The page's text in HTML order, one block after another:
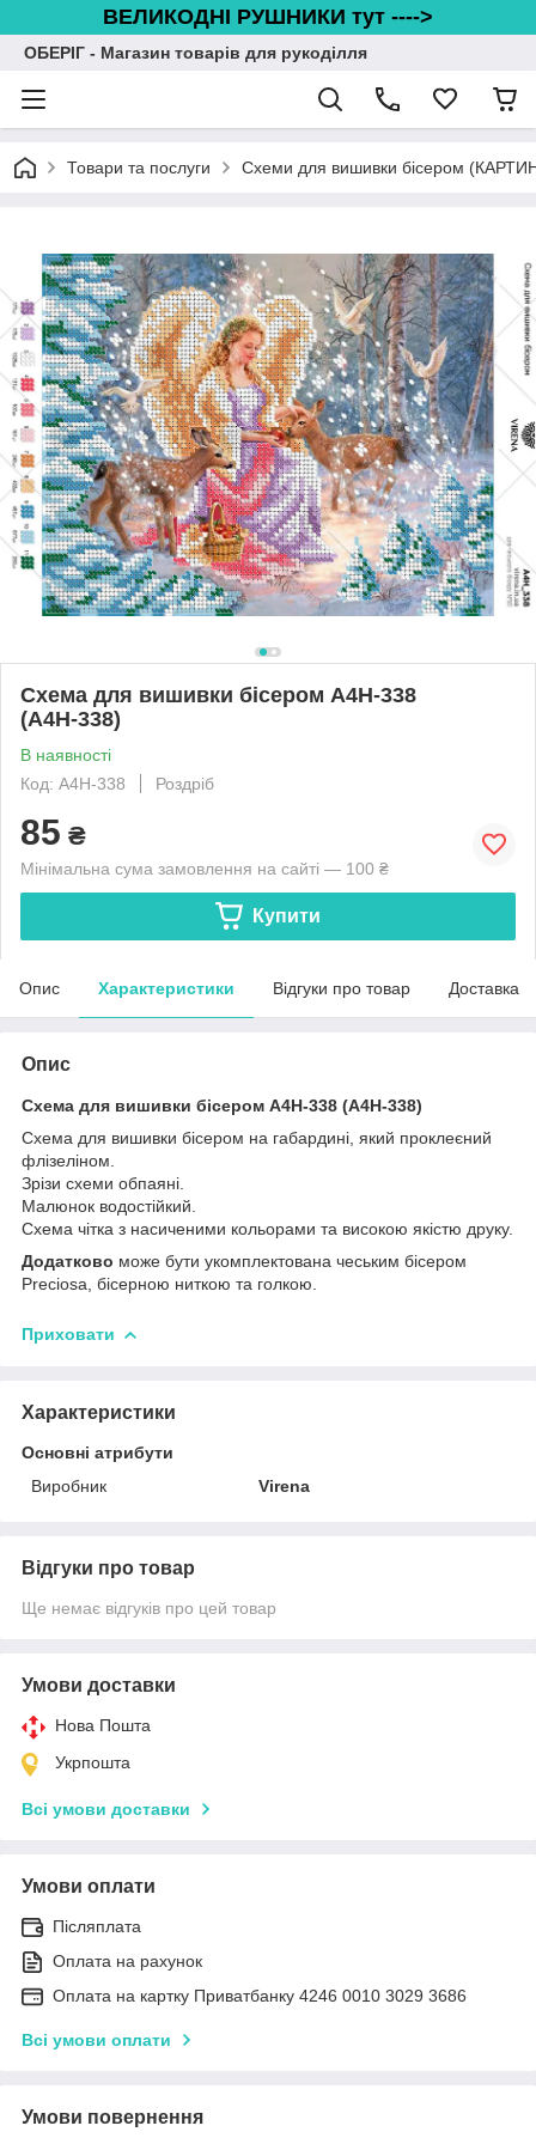
ВЕЛИКОДНІ РУШНИКИ тут ---->
ОБЕРІГ - Магазин товарів для рукоділля
Товари та послуги Схеми для вишивки бісером
Схема для вишивки бісером А4Н-338
(А4Н-338)
В наявності
Код: А4Н-338
Роздріб
85 ₴
Мінімальна сума замовлення на сайті — 100 ₴
Купити
Опис Характеристики Відгуки про товар Доставка
Опис
Схема для вишивки бісером А4Н-338 (А4Н-338)
Схема для вишивки бісером на габардині, який проклеєний
флізеліном.
Зрізи схеми обпаяні.
Малюнок водостійкий.
Схема чітка з насиченими кольорами та високою якістю друку.
Додатково може бути укомплектована чеським бісером
Preciosa, бісерною ниткою та голкою.
Приховати
Характеристики
Основні атрибути
Виробник
Virena
Відгуки про товар
Ще немає відгуків про цей товар
Умови доставки
Нова Пошта
Укрпошта
Всі умови доставки
Умови оплати
Післяплата
Оплата на рахунок
Оплата на картку Приватбанку 4246 0010 3029 3686
Всі умови оплати
Умови повернення